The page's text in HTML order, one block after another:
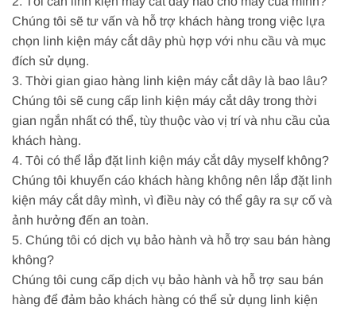
Chúng tôi sẽ tư vấn và hỗ trợ khách hàng trong việc lựa
chọn linh kiện máy cắt dây phù hợp với nhu cầu và mục
đích sử dụng.
3. Thời gian giao hàng linh kiện máy cắt dây là bao lâu?
Chúng tôi sẽ cung cấp linh kiện máy cắt dây trong thời
gian ngắn nhất có thể, tùy thuộc vào vị trí và nhu cầu của
khách hàng.
4. Tôi có thể lắp đặt linh kiện máy cắt dây myself không?
Chúng tôi khuyến cáo khách hàng không nên lắp đặt linh
kiện máy cắt dây mình, vì điều này có thể gây ra sự cố và
ảnh hưởng đến an toàn.
5. Chúng tôi có dịch vụ bảo hành và hỗ trợ sau bán hàng
không?
Chúng tôi cung cấp dịch vụ bảo hành và hỗ trợ sau bán
hàng để đảm bảo khách hàng có thể sử dụng linh kiện